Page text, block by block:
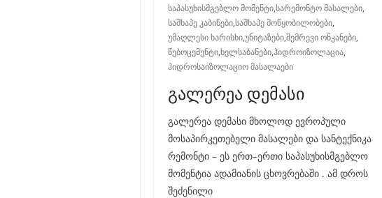
საპასუხისმგებლო მომენტი,სარემონტო მასალები,
საშხაპე კაბინები,საშხაპე მოწყობილობები,
უმაღლესი ხარისხი,უნიტაზები,შემრევი ონკანები,
წებოცემენტი,ხელსაბანები,ჰიდროიზოლაცია,
ჰიდროსაიზოლაციო მასალაები
გალერეა დემასი
გალერეა დემასი მხოლოდ ევროპული
მოსაპირკეთებელი მასალები და სანტექნიკა
რემონტი – ეს ერთ–ერთი საპასუხისმგებლო
მომენტია ადამიანის ცხოვრებაში . ამ დროს
შეძენილი